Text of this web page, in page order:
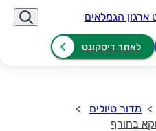
לאתר דיסקונט
מדור טיולים
בחורף